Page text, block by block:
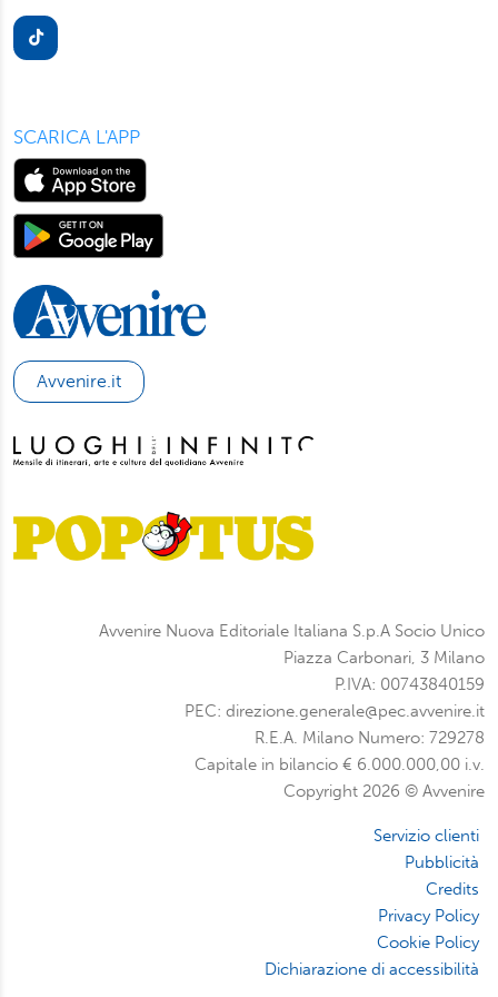
presente in ogni pagina del nostro sito. Per maggior
informazioni sul trattamento dei suoi dati visiti la nostra
SCARICA L'APP
Avvenire.it
Avvenire Nuova Editoriale Italiana S.p.A Socio Unico
Piazza Carbonari, 3 Milano
P.IVA: 00743840159
PEC: direzione.generale@pec.avvenire.it
R.E.A. Milano Numero: 729278
Capitale in bilancio € 6.000.000,00 i.v.
Copyright 2026 © Avvenire
Servizio clienti
Pubblicità
Credits
Privacy Policy
Cookie Policy
Dichiarazione di accessibilità